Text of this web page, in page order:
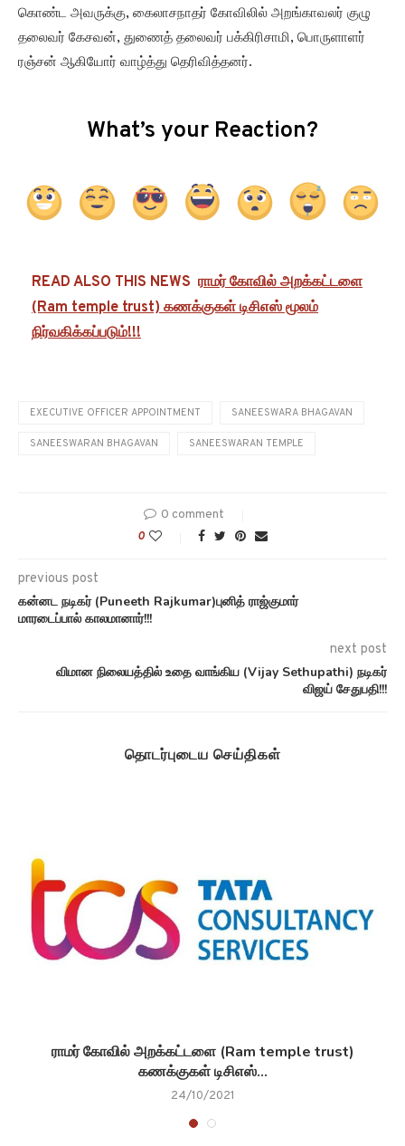
கொண்ட அவருக்கு, கைலாசநாதர் கோவிலில் அறங்காவலர் குழு
தலைவர் கேசவன், துணைத் தலைவர் பக்கிரிசாமி, பொருளாளர்
ரஞ்சன் ஆகியோர் வாழ்த்து தெரிவித்தனர்.
What’s your Reaction?
READ ALSO THIS NEWS ராமர் கோவில் அறக்கட்டளை
(Ram temple trust) கணக்குகள் டிசிஎஸ் மூலம்
நிர்வகிக்கப்படும்!!!
EXECUTIVE OFFICER APPOINTMENT SANEESWARA BHAGAVAN
SANEESWARAN BHAGAVAN SANEESWARAN TEMPLE
0 comment
0
previous post
கன்னட நடிகர் (Puneeth Rajkumar)புனித் ராஜ்குமார்
மாரடைப்பால் காலமானார்!!!
next post
விமான நிலையத்தில் உதை வாங்கிய (Vijay Sethupathi) நடிகர்
விஜய் சேதுபதி!!!
தொடர்புடைய செய்திகள்
ராமர் கோவில் அறக்கட்டளை (Ram temple trust)
கணக்குகள் டிசிஎஸ்...
24/10/2021